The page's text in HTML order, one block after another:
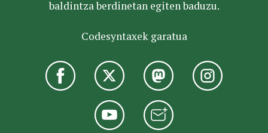
baldintza berdinetan egiten baduzu.
Codesyntaxek garatua